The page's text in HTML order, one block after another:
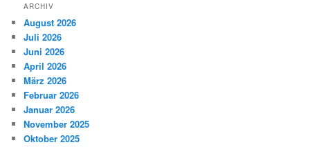
ARCHIV
August 2026
Juli 2026
Juni 2026
April 2026
März 2026
Februar 2026
Januar 2026
November 2025
Oktober 2025